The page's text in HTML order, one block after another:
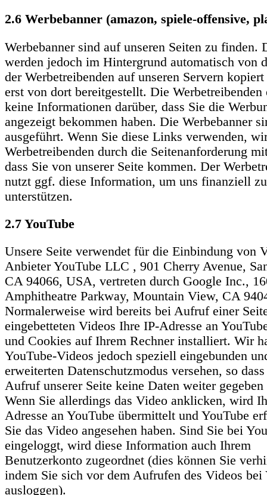
2.6 Werbebanner (amazon, spiele-offensive,
Werbebanner sind auf unseren Seiten zu finden.
werden jedoch im Hintergrund automatisch von
der Werbetreibenden auf unseren Servern
erst von dort bereitgestellt. Die Werbetreibenden
keine Informationen darüber, dass Sie die
angezeigt bekommen haben. Die Werbebanner
ausgeführt. Wenn Sie diese Links verwenden,
Werbetreibenden durch die Seitenanforderung
dass Sie von unserer Seite kommen. Der
nutzt ggf. diese Information, um uns finanziell zu
unterstützen.
2.7 YouTube
Unsere Seite verwendet für die Einbindung von
Anbieter YouTube LLC , 901 Cherry Avenue,
CA 94066, USA, vertreten durch Google Inc.,
Amphitheatre Parkway, Mountain View, CA
Normalerweise wird bereits bei Aufruf einer
eingebetteten Videos Ihre IP-Adresse an
und Cookies auf Ihrem Rechner installiert. Wir
YouTube-Videos jedoch speziell eingebunden
erweiterten Datenschutzmodus versehen, so
Aufruf unserer Seite keine Daten weiter gegeben
Wenn Sie allerdings das Video anklicken, wird
Adresse an YouTube übermittelt und YouTube
Sie das Video angesehen haben. Sind Sie bei
eingeloggt, wird diese Information auch Ihrem
Benutzerkonto zugeordnet (dies können Sie
indem Sie sich vor dem Aufrufen des Videos bei
ausloggen).